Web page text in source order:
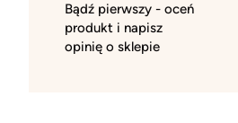
Bądź pierwszy - oceń
produkt i napisz
opinię o sklepie